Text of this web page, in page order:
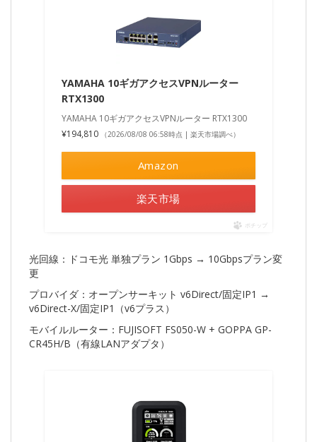
YAMAHA 10ギガアクセスVPNルーター
RTX1300
YAMAHA 10ギガアクセスVPNルーター RTX1300
¥194,810
（2026/08/08 06:58時点 | 楽天市場調べ）
Amazon
楽天市場
ポチップ
光回線：ドコモ光 単独プラン 1Gbps → 10Gbpsプラン変
更
プロバイダ：オープンサーキット v6Direct/固定IP1 →
v6Direct-X/固定IP1（v6プラス）
モバイルルーター：FUJISOFT FS050-W + GOPPA GP-
CR45H/B（有線LANアダプタ）